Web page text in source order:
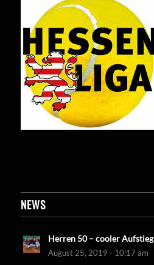
NEWS
Herren 50 – cooler Aufstieg
August 25, 2019 - 10:17 am